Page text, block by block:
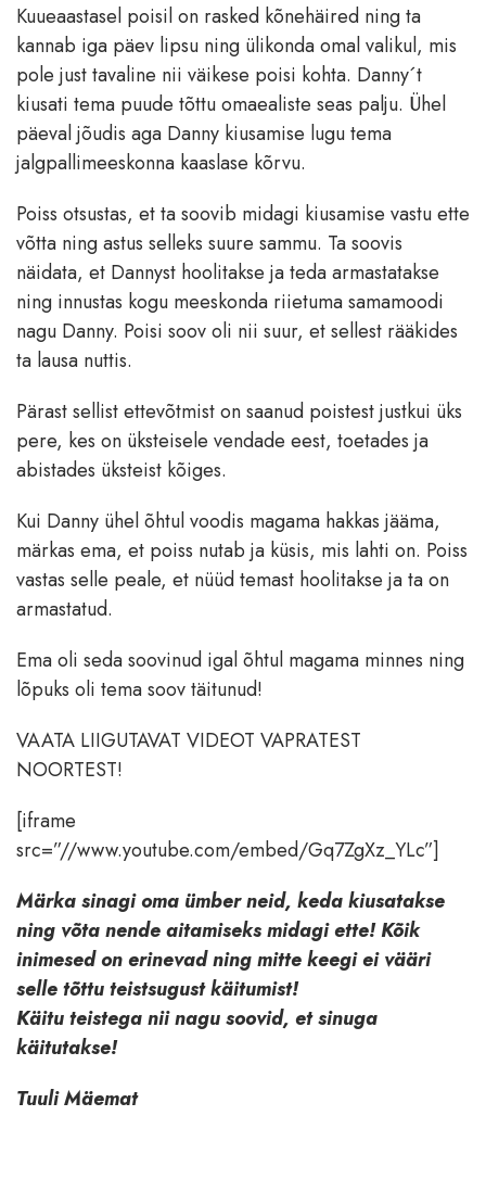
Kuueaastasel poisil on rasked kõnehäired ning ta
kannab iga päev lipsu ning ülikonda omal valikul, mis
pole just tavaline nii väikese poisi kohta. Danny´t
kiusati tema puude tõttu omaealiste seas palju. Ühel
päeval jõudis aga Danny kiusamise lugu tema
jalgpallimeeskonna kaaslase kõrvu.
Poiss otsustas, et ta soovib midagi kiusamise vastu ette
võtta ning astus selleks suure sammu. Ta soovis
näidata, et Dannyst hoolitakse ja teda armastatakse
ning innustas kogu meeskonda riietuma samamoodi
nagu Danny. Poisi soov oli nii suur, et sellest rääkides
ta lausa nuttis.
Pärast sellist ettevõtmist on saanud poistest justkui üks
pere, kes on üksteisele vendade eest, toetades ja
abistades üksteist kõiges.
Kui Danny ühel õhtul voodis magama hakkas jääma,
märkas ema, et poiss nutab ja küsis, mis lahti on. Poiss
vastas selle peale, et nüüd temast hoolitakse ja ta on
armastatud.
Ema oli seda soovinud igal õhtul magama minnes ning
lõpuks oli tema soov täitunud!
VAATA LIIGUTAVAT VIDEOT VAPRATEST
NOORTEST!
[iframe
src=”//www.youtube.com/embed/Gq7ZgXz_YLc”]
Märka sinagi oma ümber neid, keda kiusatakse
ning võta nende aitamiseks midagi ette! Kõik
inimesed on erinevad ning mitte keegi ei vääri
selle tõttu teistsugust käitumist!
Käitu teistega nii nagu soovid, et sinuga
käitutakse!
Tuuli Mäemat